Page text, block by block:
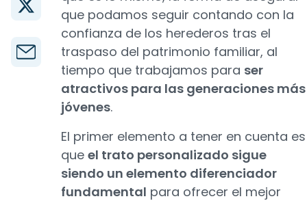
que podamos seguir contando con la
confianza de los herederos tras el
traspaso del patrimonio familiar, al
tiempo que trabajamos para ser
atractivos para las generaciones más
jóvenes.
El primer elemento a tener en cuenta es
que el trato personalizado sigue
siendo un elemento diferenciador
fundamental para ofrecer el mejor